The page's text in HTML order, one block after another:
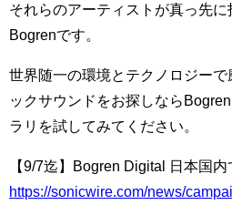
それらのアーティストが真っ先
Bogrenです。
世界随一の環境とテクノロジー
ックサウンドをお探しなら
ラリを試してみてください。
【9/7迄】Bogren Digital 日本国
https://sonicwire.com/news/